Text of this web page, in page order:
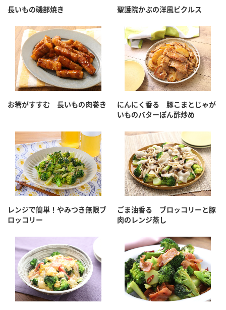
長いもの磯部焼き 聖護院かぶの洋風ピクルス
お箸がすすむ 長いもの肉巻き
にんにく香る 豚こまとじゃが
いものバターぽん酢炒め
レンジで簡単！やみつき無限ブ
ロッコリー
ごま油香る ブロッコリーと豚
肉のレンジ蒸し